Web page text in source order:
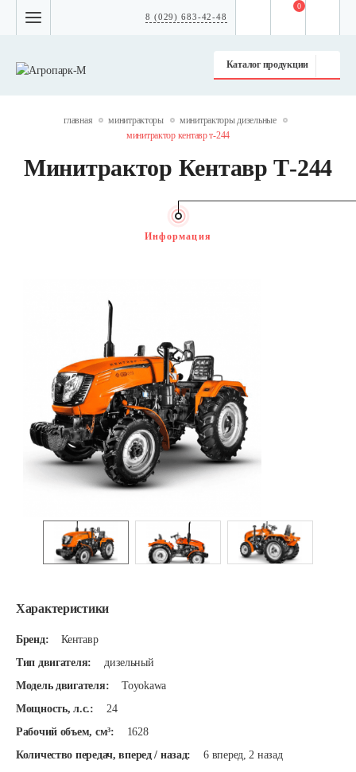
8 (029) 683-42-48
Каталог продукции
0
главная минитракторы
минитракторы дизельные
минитрактор кентавр т-244
Минитрактор Кентавр Т-244
Характеристики
Бренд:
Кентавр
Тип двигателя:
дизельный
Модель двигателя:
Toyokawa
Мощность, л.с.:
24
Рабочий объем, см³:
1628
Количество передач, вперед / назад:
6 вперед, 2 назад
Информация